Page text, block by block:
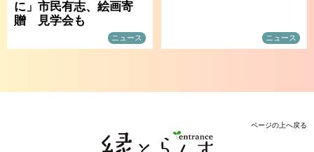
に」市民有志、絵画寄
贈 見学会も
ニュース ニュース
ページの上へ戻る